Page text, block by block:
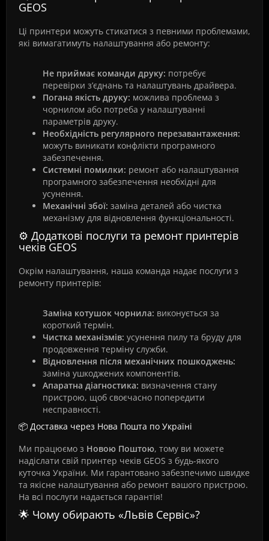
GEOS
Ці принтери можуть стикатися з певними проблемами,
які вимагатимуть налаштування або ремонту:
Не приймає команди друку: потребує
перевірки з’єднань та налаштувань драйвера.
Погана якість друку: можлива проблема з
чорнилом або потреба у налаштуванні
параметрів друку.
Необхідність регулярного перезавантаження:
можуть виникати конфлікти програмного
забезпечення.
Системні помилки: ремонт або налаштування
програмного забезпечення необхідні для
усунення.
Механічні збої: заміна деталей або чистка
механізму для відновлення функціональності.
⚙️ Додаткові послуги та ремонт принтерів
чеків GEOS
Окрім налаштування, наша команда надає послуги з
ремонту принтерів:
Заміна котушок чорнила: виконується за
короткий термін.
Чистка механізмів: усунення пилу та бруду для
продовження терміну служби.
Відновлення після механічних пошкоджень:
заміна ушкоджених компонентів.
Апаратна діагностика: визначення стану
пристрою, щоб своєчасно попередити
несправності.
📦 Доставка через Нова Пошта по Україні
Ми працюємо з Новою Поштою, тому ви можете
надіслати свій принтер чеків GEOS з будь-якого
куточка України. Ми гарантовано забезпечимо швидке
та якісне налаштування або ремонт вашого пристрою.
На всі послуги надається гарантія!
🌟 Чому обирають «Львів Сервіс»?